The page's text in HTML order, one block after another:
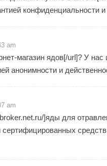
конфиденциальности
am
магазин ядов[/url]? У
анонимности и
am
]яды для
средств